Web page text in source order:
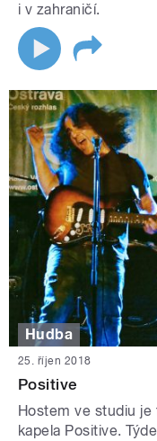
i v zahraničí.
Hudba
25. říjen 2018
Positive
Hostem ve studiu
kapela Positive.